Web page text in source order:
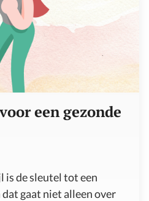
een gezonde
is de sleutel tot een
dat gaat niet alleen over